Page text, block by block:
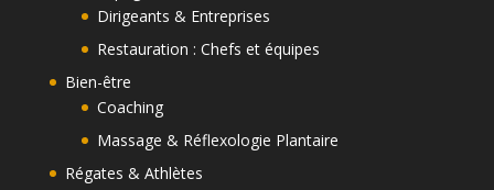
Dirigeants & Entreprises
Restauration : Chefs et équipes
Bien-être
Coaching
Massage & Réflexologie Plantaire
Régates & Athlètes